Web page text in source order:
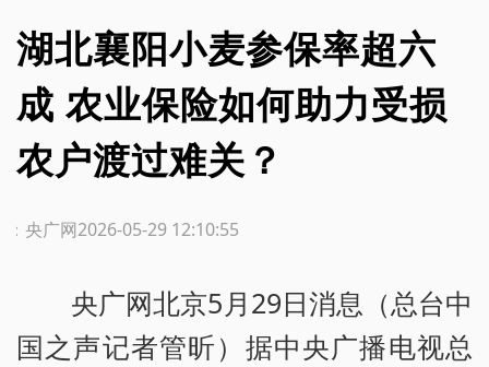
湖北襄阳小麦参保率超六
成 农业保险如何助力受损
农户渡过难关？
2026-05-29 12:10:55
：央广网
央广网北京5月29日消息（总台中
国之声记者管昕）据中央广播电视总